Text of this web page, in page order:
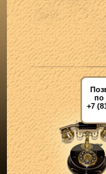
по
+7